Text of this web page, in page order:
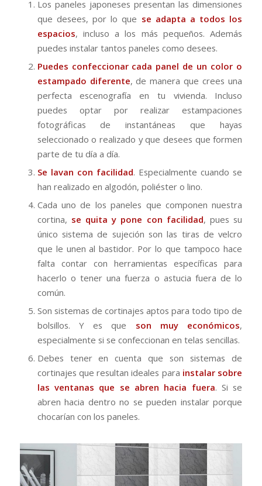
Los paneles japoneses presentan las dimensiones
que desees, por lo que se adapta a todos los
espacios, incluso a los más pequeños. Además
puedes instalar tantos paneles como desees.
Puedes confeccionar cada panel de un color o
estampado diferente, de manera que crees una
perfecta escenografía en tu vivienda. Incluso
puedes optar por realizar estampaciones
fotográficas de instantáneas que hayas
seleccionado o realizado y que desees que formen
parte de tu día a día.
Se lavan con facilidad. Especialmente cuando se
han realizado en algodón, poliéster o lino.
Cada uno de los paneles que componen nuestra
cortina, se quita y pone con facilidad, pues su
único sistema de sujeción son las tiras de velcro
que le unen al bastidor. Por lo que tampoco hace
falta contar con herramientas específicas para
hacerlo o tener una fuerza o astucia fuera de lo
común.
Son sistemas de cortinajes aptos para todo tipo de
bolsillos. Y es que son muy económicos,
especialmente si se confeccionan en telas sencillas.
Debes tener en cuenta que son sistemas de
cortinajes que resultan ideales para instalar sobre
las ventanas que se abren hacia fuera. Si se
abren hacia dentro no se pueden instalar porque
chocarían con los paneles.